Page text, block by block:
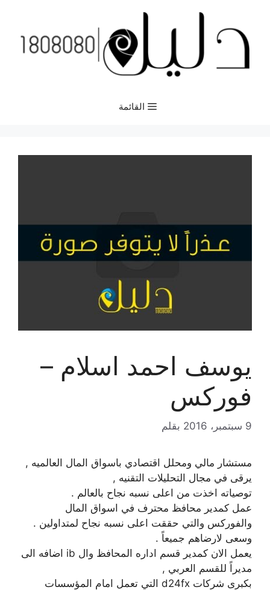
المحتوى
القائمة
يوسف احمد اسلام –
فوركس
9 سبتمبر، 2016 بقلم
مستشار مالي ومحلل اقتصادي باسواق المال العالميه ,
يرقى في مجال التحليلات التقنيه ,
توصياته اخذت من اعلى نسبه نجاح بالعالم .
عمل كمدير محافظ محترف في اسواق المال
والفوركس والتي حققت اعلى نسبه نجاح لمتداولين .
وسعى لارضاهم جميعاً .
يعمل الان كمدير قسم اداره المحافظ وال ib اضافه الى
مديراً للقسم العربي ,
بكبرى شركات d24fx التي تعمل امام المؤسسات